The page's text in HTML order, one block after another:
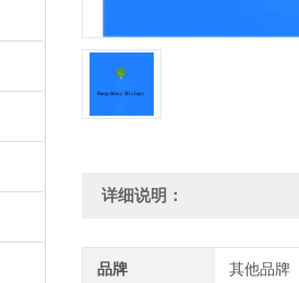
详细说明：
品牌 其他品牌